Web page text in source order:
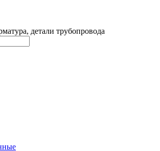
детали трубопровода